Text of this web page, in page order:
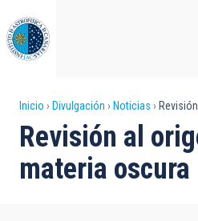
al
contenido
principal
Sobrescribir
enlaces
de
Inicio Divulgación Noticias
Revisión al
materia oscura